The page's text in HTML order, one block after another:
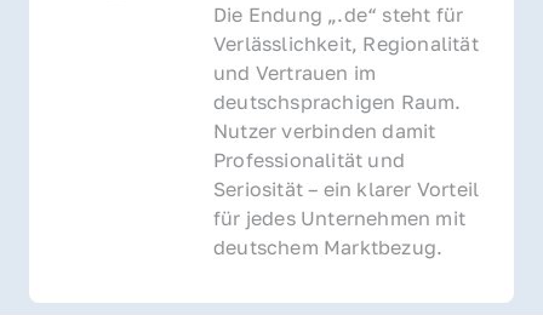
Die Endung „.de“ steht für
Verlässlichkeit, Regionalität
und Vertrauen im
deutschsprachigen Raum.
Nutzer verbinden damit
Professionalität und
Seriosität – ein klarer Vorteil
für jedes Unternehmen mit
deutschem Marktbezug.